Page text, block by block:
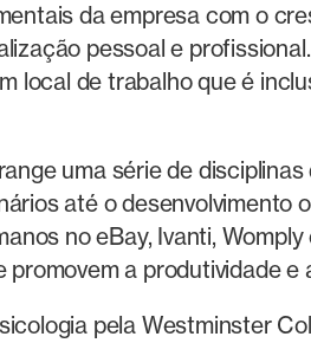
da empresa com o
pessoal e
local de trabalho que é
uma série de
até o desenvolvimento
no eBay, Ivanti,
a produtividade e
pela Westminster